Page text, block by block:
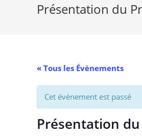
Présentation du
« Tous les Évènements
Cet évènement est passé
Présentation du